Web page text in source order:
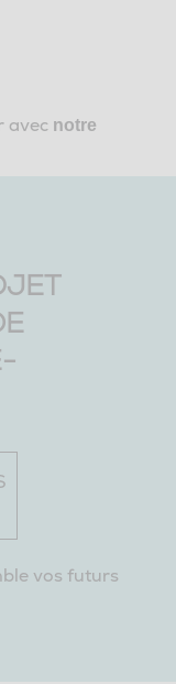
avecnotre
vos futurs